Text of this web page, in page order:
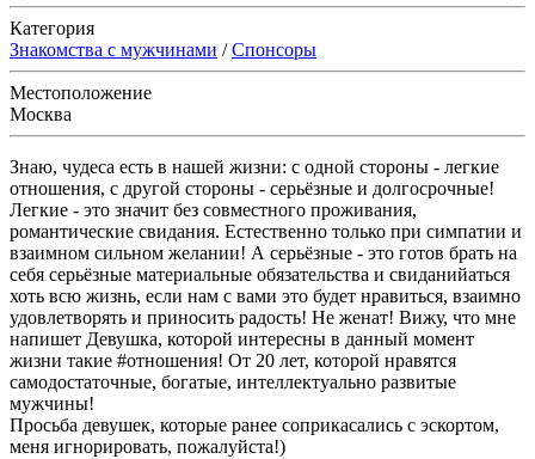
Категория
Знакомства с мужчинами /Спонсоры
Местоположение
Москва
Знаю, чудеса есть в нашей жизни: с одной стороны - легкие
отношения, с другой стороны - серьёзные и долгосрочные!
Легкие - это значит без совместного проживания,
романтические свидания. Естественно только при симпатии и
взаимном сильном желании! А серьёзные - это готов брать на
себя серьёзные материальные обязательства и свиданийаться
хоть всю жизнь, если нам с вами это будет нравиться, взаимно
удовлетворять и приносить радость! Не женат! Вижу, что мне
напишет Девушка, которой интересны в данный момент
жизни такие #отношения! От 20 лет, которой нравятся
самодостаточные, богатые, интеллектуально развитые
мужчины!
Просьба девушек, которые ранее соприкасались с эскортом,
меня игнорировать, пожалуйста!)